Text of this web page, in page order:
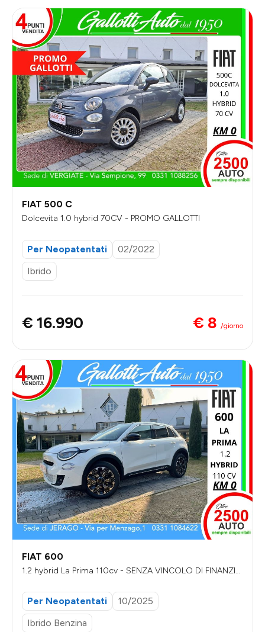
FIAT 500 C
Dolcevita 1.0 hybrid 70CV - PROMO GALLOTTI
Per Neopatentati
02/2022
Ibrido
€ 16.990 € 8 /giorno
FIAT 600
1.2 hybrid La Prima 110cv - SENZA VINCOLO DI FINANZIA
Per Neopatentati
10/2025
Ibrido Benzina